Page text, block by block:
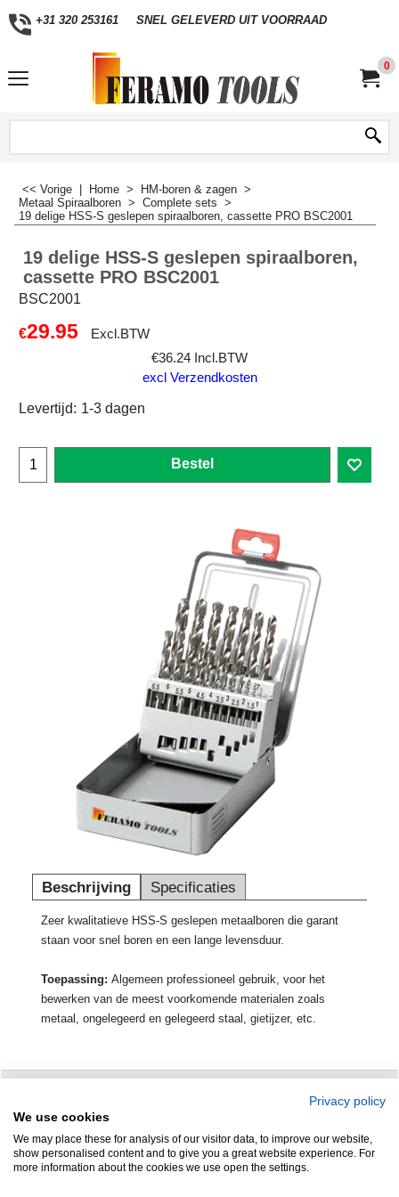
+31 320 253161 SNEL GELEVERD UIT VOORRAAD
0
<< Vorige Home > HM-boren & zagen >
Metaal Spiraalboren > Complete sets >
19 delige HSS-S geslepen spiraalboren, cassette PRO BSC2001
19 delige HSS-S geslepen spiraalboren,
cassette PRO BSC2001
BSC2001
€29.95
Excl.BTW
€36.24 Incl.BTW
excl Verzendkosten
Levertijd: 1-3 dagen
Bestel
Beschrijving Specificaties
Zeer kwalitatieve HSS-S geslepen metaalboren die garant
staan voor snel boren en een lange levensduur.
Toepassing: Algemeen professioneel gebruik, voor het
bewerken van de meest voorkomende materialen zoals
metaal, ongelegeerd en gelegeerd staal, gietijzer, etc.
Zuidersluisweg 42
8243 RC Lelystad
Tel: +31(0)320
253161
Privacy policy
We use cookies
We may place these for analysis of our visitor data, to improve our website,
show personalised content and to give you a great website experience. For
more information about the cookies we use open the settings.